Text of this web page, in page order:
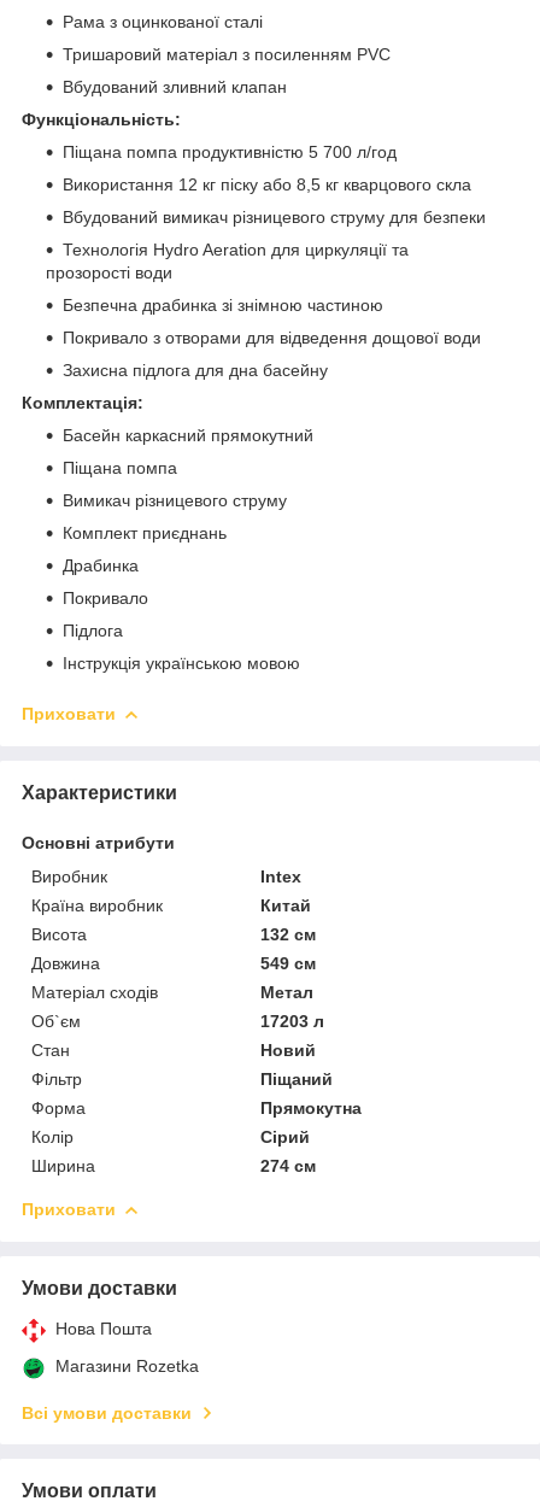
Рама з оцинкованої сталі
Тришаровий матеріал з посиленням PVC
Вбудований зливний клапан
Функціональність:
Піщана помпа продуктивністю 5 700 л/год
Використання 12 кг піску або 8,5 кг кварцового скла
Вбудований вимикач різницевого струму для безпеки
Технологія Hydro Aeration для циркуляції та
прозорості води
Безпечна драбинка зі знімною частиною
Покривало з отворами для відведення дощової води
Захисна підлога для дна басейну
Комплектація:
Басейн каркасний прямокутний
Піщана помпа
Вимикач різницевого струму
Комплект приєднань
Драбинка
Покривало
Підлога
Інструкція українською мовою
Приховати
Характеристики
Основні атрибути
Виробник
Intex
Країна виробник
Китай
Висота
132 см
Довжина
549 см
Матеріал сходів
Метал
Об`єм
17203 л
Стан
Новий
Фільтр
Піщаний
Форма
Прямокутна
Колір
Сірий
Ширина
274 см
Приховати
Умови доставки
Нова Пошта
Магазини Rozetka
Всі умови доставки
Умови оплати